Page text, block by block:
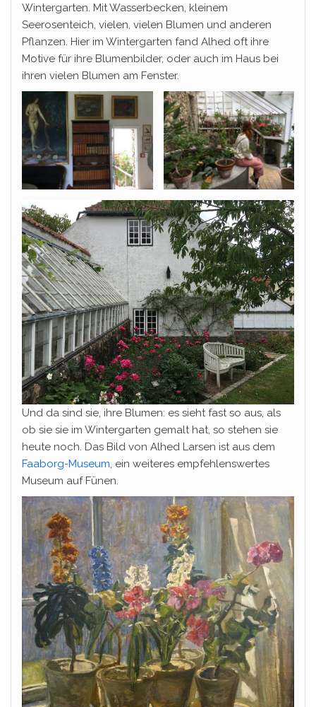
Wintergarten. Mit Wasserbecken, kleinem
Seerosenteich, vielen, vielen Blumen und anderen
Pflanzen. Hier im Wintergarten fand Alhed oft ihre
Motive für ihre Blumenbilder, oder auch im Haus bei
ihren vielen Blumen am Fenster.
Und da sind sie, ihre Blumen: es sieht fast so aus, als
ob sie sie im Wintergarten gemalt hat, so stehen sie
heute noch. Das Bild von Alhed Larsen ist aus dem
Faaborg-Museum, ein weiteres empfehlenswertes
Museum auf Fünen.